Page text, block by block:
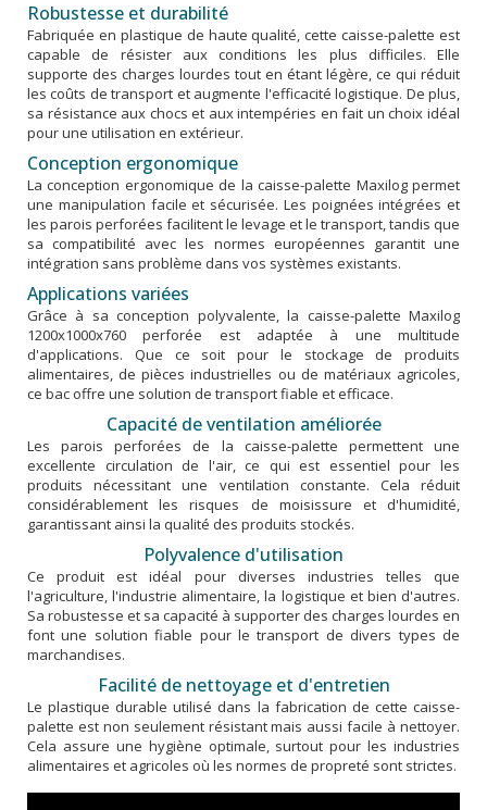
Robustesse et durabilité
Fabriquée en plastique de haute qualité, cette caisse-palette est
capable de résister aux conditions les plus difficiles. Elle
supporte des charges lourdes tout en étant légère, ce qui réduit
les coûts de transport et augmente l'efficacité logistique. De plus,
sa résistance aux chocs et aux intempéries en fait un choix idéal
pour une utilisation en extérieur.
Conception ergonomique
La conception ergonomique de la caisse-palette Maxilog permet
une manipulation facile et sécurisée. Les poignées intégrées et
les parois perforées facilitent le levage et le transport, tandis que
sa compatibilité avec les normes européennes garantit une
intégration sans problème dans vos systèmes existants.
Applications variées
Grâce à sa conception polyvalente, la caisse-palette Maxilog
1200x1000x760 perforée est adaptée à une multitude
d'applications. Que ce soit pour le stockage de produits
alimentaires, de pièces industrielles ou de matériaux agricoles,
ce bac offre une solution de transport fiable et efficace.
Capacité de ventilation améliorée
Les parois perforées de la caisse-palette permettent une
excellente circulation de l'air, ce qui est essentiel pour les
produits nécessitant une ventilation constante. Cela réduit
considérablement les risques de moisissure et d'humidité,
garantissant ainsi la qualité des produits stockés.
Polyvalence d'utilisation
Ce produit est idéal pour diverses industries telles que
l'agriculture, l'industrie alimentaire, la logistique et bien d'autres.
Sa robustesse et sa capacité à supporter des charges lourdes en
font une solution fiable pour le transport de divers types de
marchandises.
Facilité de nettoyage et d'entretien
Le plastique durable utilisé dans la fabrication de cette caisse-
palette est non seulement résistant mais aussi facile à nettoyer.
Cela assure une hygiène optimale, surtout pour les industries
alimentaires et agricoles où les normes de propreté sont strictes.